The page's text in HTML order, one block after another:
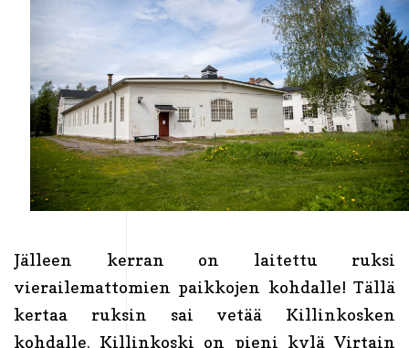
Jälleen kerran on laitettu ruksi
vierailemattomien paikkojen kohdalle! Tällä
kertaa ruksin sai vetää Killinkosken
kohdalle. Killinkoski on pieni kylä Virtain